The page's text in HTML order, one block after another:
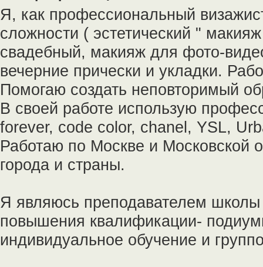
Я, как профессиональный
сложности ( эстетический "
свадебный, макияж для фото-
вечерние прически и укладки.
Помогаю создать неповторимый
В своей работе использую
forever, code color, chanel, YSL,
Работаю по Москве и Московской
города и страны.
Я являюсь преподавателем
повышения квалификации-
индивидуальное обучение и